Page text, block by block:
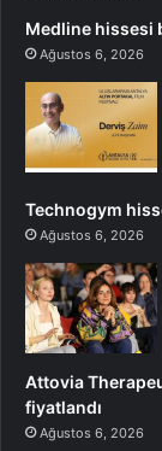
Medline hissesi
Ağustos 6, 2026
Technogym
Ağustos 6, 2026
Attovia
fiyatlandı
Ağustos 6, 2026